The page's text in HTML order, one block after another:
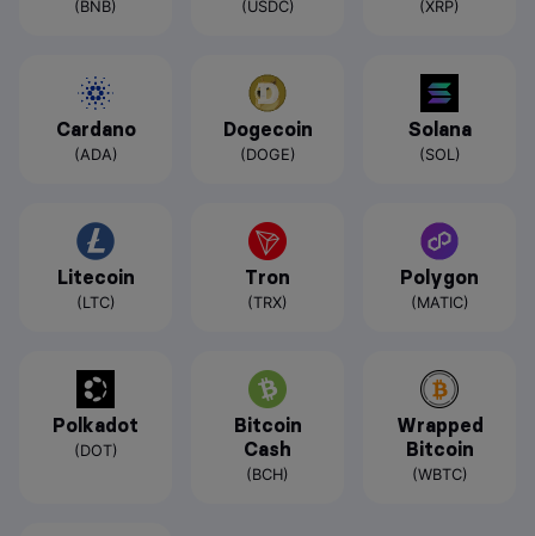
(BNB) (USDC) (XRP)
Cardano
(ADA)
Dogecoin
(DOGE)
Solana
(SOL)
Litecoin
(LTC)
Tron
(TRX)
Polygon
(MATIC)
Polkadot
(DOT)
Bitcoin
Cash
(BCH)
Wrapped
Bitcoin
(WBTC)